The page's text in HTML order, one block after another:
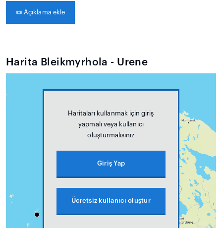
📜 Açıklama ekle
Harita Bleikmyrhola - Urene
Haritaları kullanmak için giriş
yapmalı veya kullanıcı
oluşturmalısınız
Giriş Yap
Ücretsiz kullanıcı oluştur